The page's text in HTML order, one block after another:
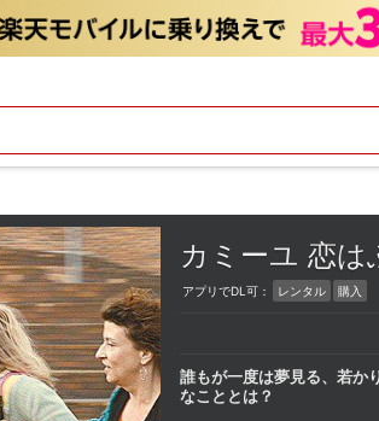
カミーユ 恋は
アプリでDL可： レンタル 購入
誰もが一度は夢見る、若か
なこととは？